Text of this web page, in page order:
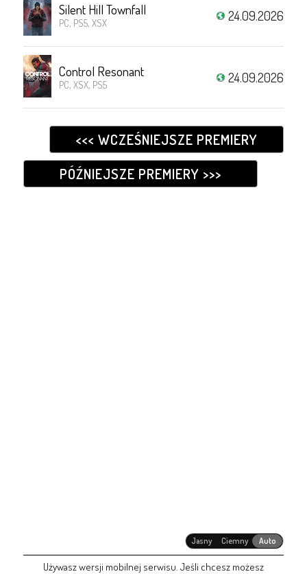
Silent Hill Townfall
PC, PS5, XSX 24.09.2026
Control Resonant
PC, XSX, PS5 24.09.2026
<<< WCZEŚNIEJSZE PREMIERY
PÓŹNIEJSZE PREMIERY >>>
Jasny Ciemny Auto
Używasz wersji mobilnej serwisu. Jeśli chcesz możesz